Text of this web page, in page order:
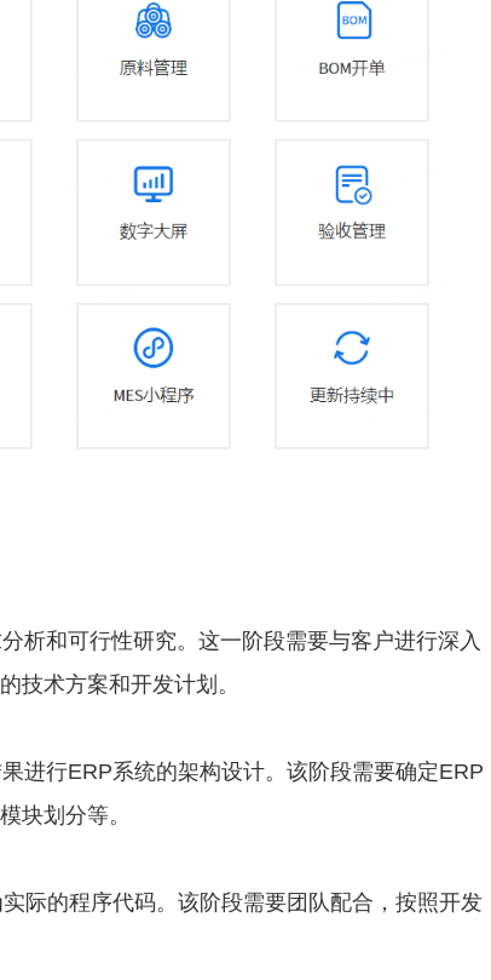
析和可行性研究。这一阶段需要与客户进行深入
技术方案和开发计划。
进行ERP系统的架构设计。该阶段需要确定ERP
块划分等。
际的程序代码。该阶段需要团队配合，按照开发